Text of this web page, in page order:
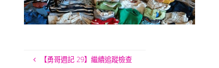
【勇哥週記 29】繼續追蹤檢查